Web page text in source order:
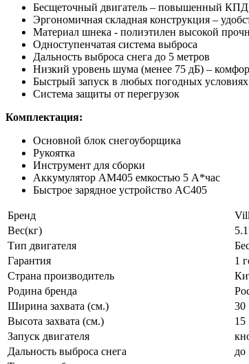
Бесщеточный двигатель – повышенный КПД
Эргономичная складная конструкция –
Материал шнека - полиэтилен высокой
Одноступенчатая система выброса
Дальность выброса снега до 5 метров
Низкий уровень шума (менее 75 дБ) –
Быстрый запуск в любых погодных условиях
Система защиты от перегрузок
Комплектация:
Основной блок снегоуборщика
Рукоятка
Инструмент для сборки
Аккумулятор AM405 емкостью 5 А*час
Быстрое зарядное устройство AC405
Бренд
Вес(кг)
Тип двигателя
Гарантия
1
Страна производитель
Родина бренда
Ширина захвата (см.)
30
Высота захвата (см.)
15
Запуск двигателя
Дальность выброса снега
до